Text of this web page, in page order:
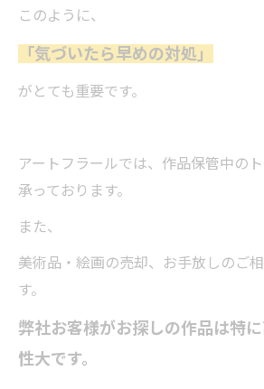
このように、
「気づいたら早めの対処」
がとても重要です。
アートフラールでは、作品保管中の
承っております。
また、
美術品・絵画の売却、お手放しのご
す。
弊社お客様がお探しの作品は特
性大です。